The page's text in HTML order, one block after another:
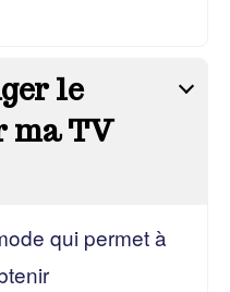
le
ma TV
qui permet à